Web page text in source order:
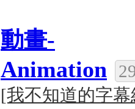
動畫-
Animation
[我不知道的字